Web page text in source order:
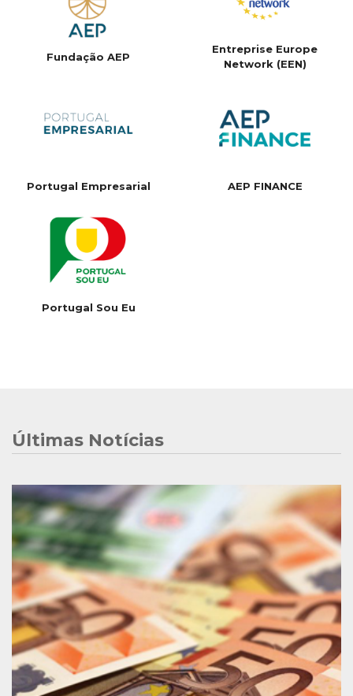
Fundação AEP
Entreprise Europe
Network (EEN)
Portugal Empresarial AEP FINANCE
Portugal Sou Eu
Últimas Notícias